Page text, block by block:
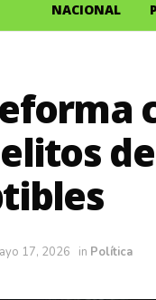
NACIONAL
17, 2026 in Política